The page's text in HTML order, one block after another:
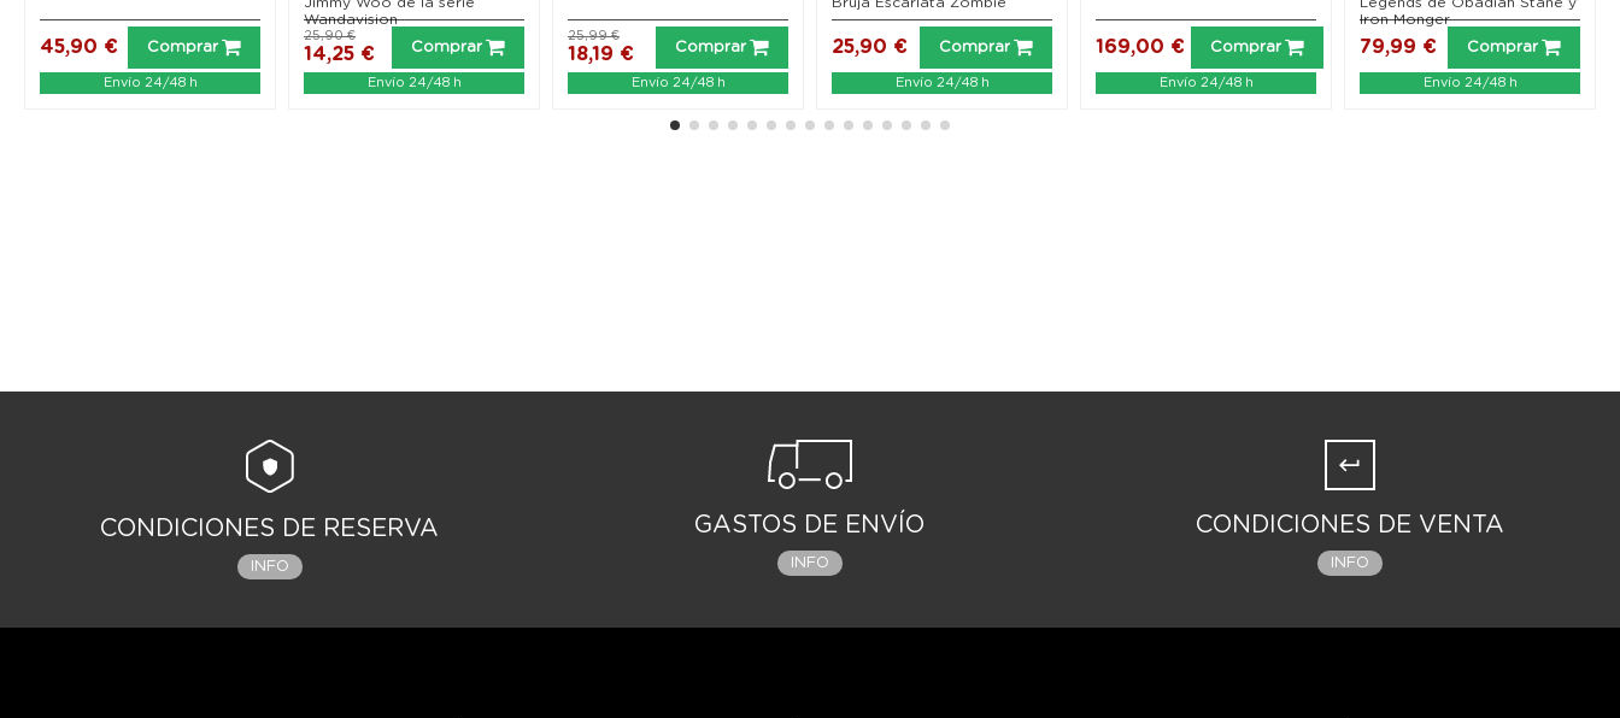
45,90 € Comprar
Envío 24/48 h
Wandavision
14,25 €
25,90 €
Comprar
Envío 24/48 h
18,19 €
25,99 €
Comprar
Envío 24/48 h
25,90 € Comprar
Envío 24/48 h
169,00 € Comprar
Envío 24/48 h
Iron Monger
79,99 € Comprar
Envío 24/48 h
CONDICIONES DE RESERVA
INFO
GASTOS DE ENVÍO
INFO
CONDICIONES DE VENTA
INFO